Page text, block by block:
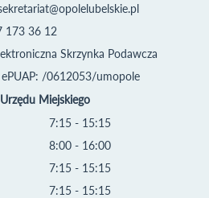
173 36 12
Skrzynka Podawcza
/0612053/umopole
Miejskiego
7:15 - 15:15
8:00 - 16:00
7:15 - 15:15
7:15 - 15:15